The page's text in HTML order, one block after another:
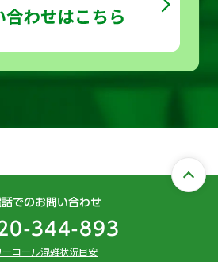
話でのお問い合わせ
344-893
ーコール混雑状況目安